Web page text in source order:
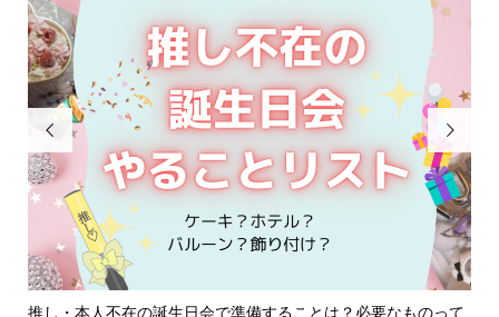

日会で準備することは？必要なものって 【体験レポ】10秒で本人
